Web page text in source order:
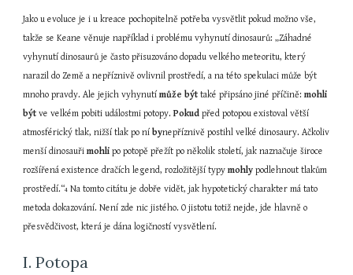
Jako u evoluce je i u kreace pochopitelně potřeba vysvětlit pokud možno vše,
takže se Keane věnuje například i problému vyhynutí dinosaurů: „Záhadné
vyhynutí dinosaurů je často přisuzováno dopadu velkého meteoritu, který
narazil do Země a nepříznivě ovlivnil prostředí, a na této spekulaci může být
mnoho pravdy. Ale jejich vyhynutí může být také připsáno jiné příčině: mohli
být ve velkém pobiti událostmi potopy. Pokud před potopou existoval větší
atmosférický tlak, nižší tlak po ní bynepříznivě postihl velké dinosaury. Ačkoliv
menší dinosauři mohli po potopě přežít po několik století, jak naznačuje široce
rozšířená existence dračích legend, rozložitější typy mohly podlehnout tlakům
prostředí.“4 Na tomto citátu je dobře vidět, jak hypotetický charakter má tato
metoda dokazování. Není zde nic jistého. O jistotu totiž nejde, jde hlavně o
přesvědčivost, která je dána logičností vysvětlení.
I. Potopa